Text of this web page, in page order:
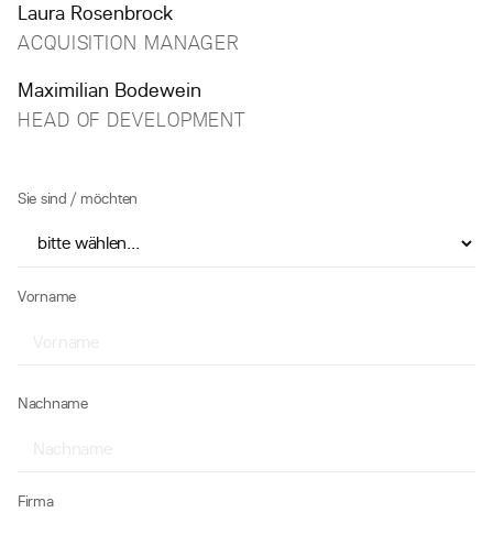
Laura Rosenbrock
ACQUISITION MANAGER
Maximilian Bodewein
HEAD OF DEVELOPMENT
Sie sind / möchten
Vorname
Nachname
Firma